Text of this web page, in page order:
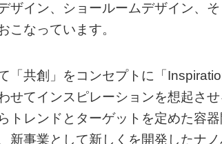
ザイン、ショールームデザイン、
こなっています。
「共創」をコンセプトに「
せてインスピレーションを想起さ
トレンドとターゲットを定めた容
新事業として新しくを開発したナ